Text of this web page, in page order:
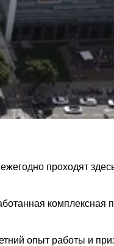
проходят
комплексная
опыт работы и